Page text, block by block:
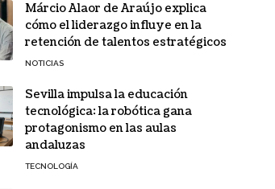
Márcio Alaor de Araújo explica
cómo el liderazgo influye en la
retención de talentos estratégicos
NOTICIAS
Sevilla impulsa la educación
tecnológica: la robótica gana
protagonismo en las aulas
andaluzas
TECNOLOGÍA